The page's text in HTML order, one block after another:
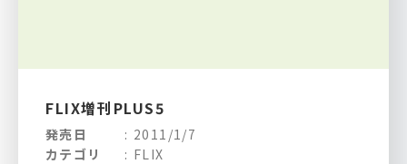
FLIX増刊PLUS5
発売日
2011/1/7
カテゴリ
FLIX